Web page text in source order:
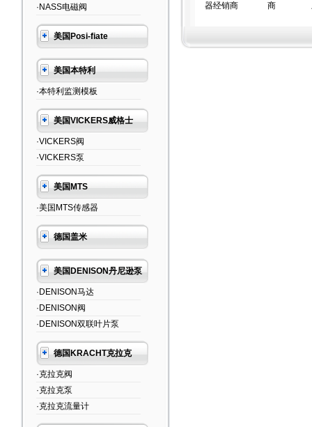
·NASS电磁阀
美国Posi-fiate
美国本特利
·本特利监测模板
美国VICKERS威格士
·VICKERS阀
·VICKERS泵
美国MTS
·美国MTS传感器
德国盖米
美国DENISON丹尼逊泵
·DENISON马达
·DENISON阀
·DENISON双联叶片泵
德国KRACHT克拉克
·克拉克阀
·克拉克泵
·克拉克流量计
器经销商
商